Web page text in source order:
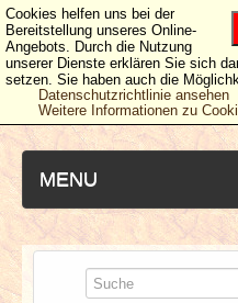
MENU
NEUESTE ARTIKEL
Cookies helfen uns bei der
Bereitstellung unseres Online-
Angebots. Durch die Nutzung
unserer Dienste erklären Sie sich
setzen. Sie haben auch die
Datenschutzrichtlinie ansehen
Weitere Informationen zu